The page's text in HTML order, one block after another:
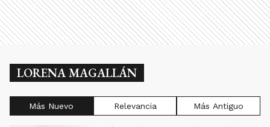
LORENA MAGALLÁN
Más Nuevo Relevancia Más Antiguo